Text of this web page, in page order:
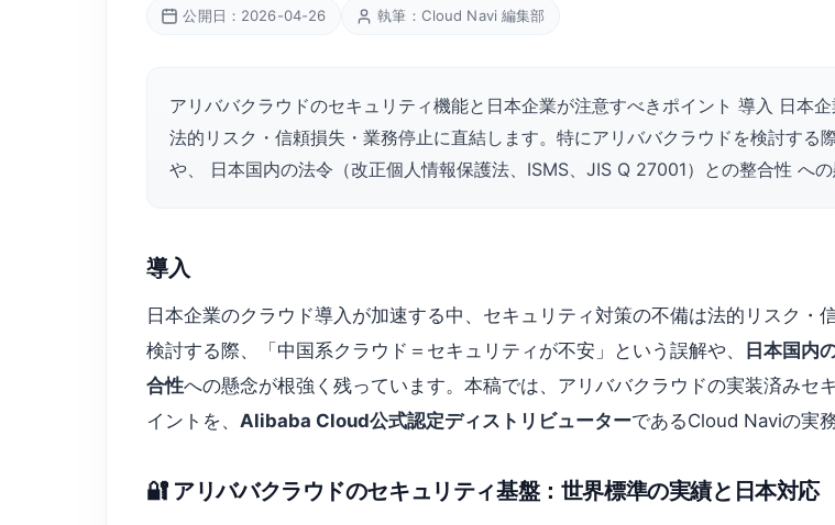
公開日：2026-04-26 執筆：Cloud Navi 編集部
アリババクラウドのセキュリティ機能と日本企業が注意すべきポイント 導入 日本
法的リスク・信頼損失・業務停止に直結します。特にアリババクラウドを検討す
や、 日本国内の法令（改正個人情報保護法、ISMS、JIS Q 27001）との整合性 へ
導入
日本企業のクラウド導入が加速する中、セキュリティ対策の不備は法的リスク
検討する際、「中国系クラウド＝セキュリティが不安」という誤解や、
日本国内
合性への懸念が根強く残っています。本稿では、アリババクラウドの実装済み
イントを、 Alibaba Cloud公式認定ディストリビューターであるCloud Naviの実
🔐 アリババクラウドのセキュリティ基盤：世界標準の実績と日本対応